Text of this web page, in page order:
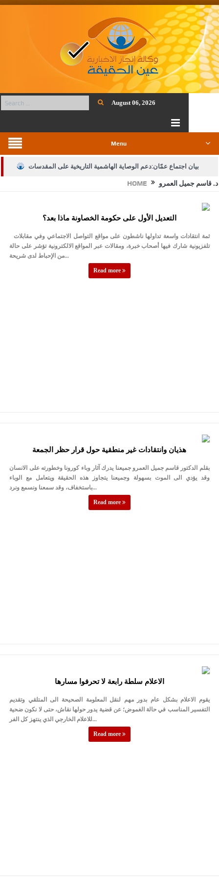
August 06, 2026
Menu
بيان اجتماع عمّان:دعم الوصاية الهاشمية التاريخية على المقدسات
الإسلامية والمسيحية
النواب يقر مشروع تعديل قانون الملكية العقارية
تشكيلات إدارية واسعة في الداخلية (اسماء)
القاضي يلتقي رؤساء تحرير الصحف اليومية ويؤكد حرص مجلس النواب
على شراكة فاعلة مع الإعلام
HOME د. قاسم جميل العمرو
التعديل الأول على حكومة الخصاونة ماذا بعد؟
ثمة انتقادات واسعة تداولها ناشطون على مواقع التواصل الاجتماعي وفي مقابلات
تلفزيونية شارك فيها أصحاب خبرة، ومقالات عبر المواقع الالكترونية تؤشر على حالة
من الإحباط لدى شريحة...
Read more
هذيان وانتقادات غير منطقية حول قرار حظر الجمعة
بقلم الدكتور قاسم جميل العمرو جميعنا يدرك آثار وباء كورونا وخطورته على الانسان
وقد يؤدي الى الموت بسهولة وجميعنا يتجاوز هذه الحقيقة ويتعامل مع الوباء
باستخفاف، وقد سمعنا ونسمع ونرد...
Read more
الاعلام سلطة رابعة لا تحرفوا مسارها
يقوم الاعلام بشكل عام بدور مهم لنقل المعلومة الصحيحة الى المتلقي وتقديم
التفسير المناسب في حالة الغموض؛ عن قضية يدور حولها نقاش، حتى لا نكون ضحية
للاعلام الخارجي الذي ينتهز كل الفر...
Read more